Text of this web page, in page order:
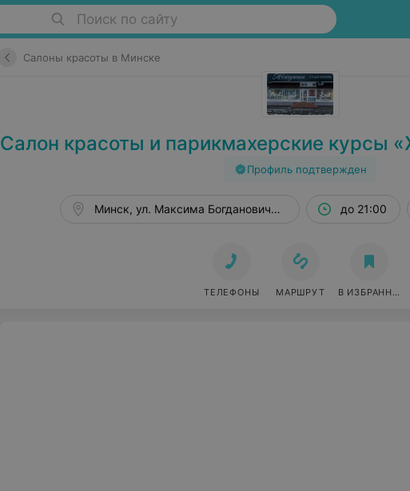
Поиск по сайту
Салоны красоты в Минске
Салон красоты и парикмахерские курсы
Профиль подтвержден
Минск, ул. Максима Богдановича, 66, эт. 1 до 21:00
ТЕЛЕФОНЫ МАРШРУТ В ИЗБРАННОЕ